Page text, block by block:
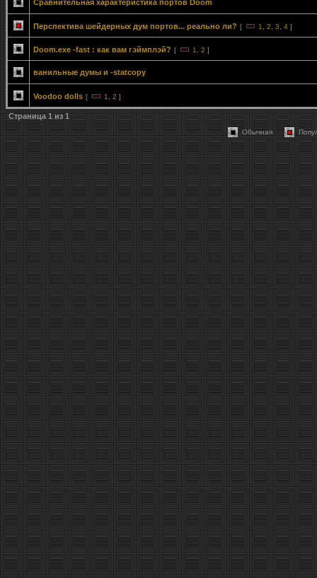
Сравнительная характеристика портов Doom
Перспектива шейдерных дум портов... реально ли? [ 1 2 3 4 ]
Doom.exe -fast : как вам гэймплэй? [ 1 2 ]
ванильные думы и -statcopy
Voodoo dolls [ 1 2 ]
Страница 1 из 1
Обычная